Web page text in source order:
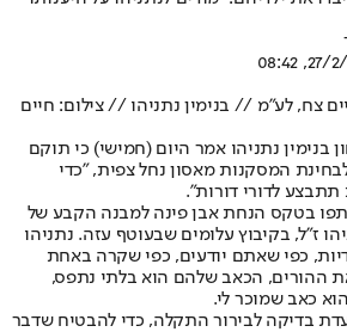
27/2/
צח, לע"מ // בנימין נתניהו // צילום: חיים
נתניהו אמר היום (חמישי) כי תוקם
המסקנות מאסון נחל צפית, "כדי
לדורי דורות".
בטקס הנחת אבן פינה למבנה הקבע של
ז"ל, בקיבוץ עלומים שבעוטף עזה. נתניהו
כפי שאתם יודעים, כפי שקרה באחת
ההורים, הכאב שלהם הוא בלתי נתפס,
כאב שמוכר לי.
בדיקה לבירור התקלה, כדי להבטיח שדבר